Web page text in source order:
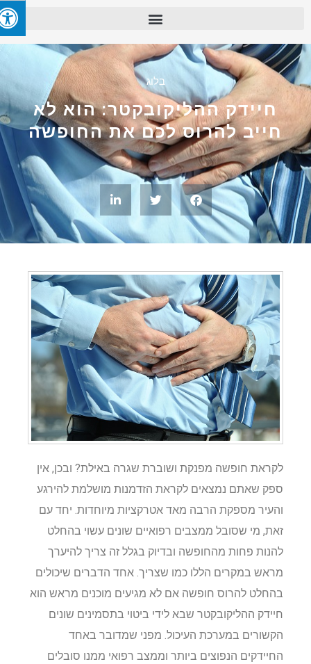
בלוג
חיידק ההליקובקטר: הוא לא
חייב להרוס לכם את החופשה
לקראת חופשה מפנקת ושוברת שגרה באילת? ובכן, אין
ספק שאתם נמצאים לקראת הזדמנות מושלמת להירגע
והעיר מספקת הרבה מאד אטרקציות מיוחדות. יחד עם
זאת, מי שסובל ממצבים רפואיים שונים עשוי בהחלט
להנות פחות מהחופשה ובדיוק בגלל זה צריך להיערך
מראש במקרים הללו כמו שצריך. אחד הדברים שיכולים
בהחלט להרוס חופשה אם לא מגיעים מוכנים מראש הוא
חיידק ההליקובקטר שבא לידי ביטוי בתסמינים שונים
הקשורים במערכת העיכול. מפני שמדובר באחד
החיידקים הנפוצים ביותר וממצב רפואי ממנו סובלים